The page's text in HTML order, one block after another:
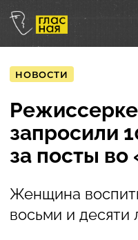
НОВОСТИ
запросили
за посты во
Женщина
восьми и десяти